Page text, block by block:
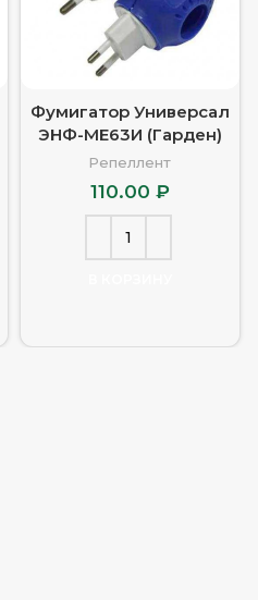
Фумигатор Универсал
ЭНФ-МЕ63И (Гарден)
Репеллент
110.00 ₽